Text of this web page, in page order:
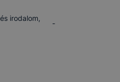
irodalom,
-